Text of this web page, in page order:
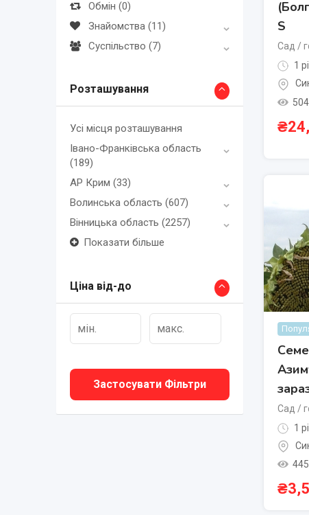
Обмін (0)
Знайомства (11)
Суспільство (7)
Розташування
Усі місця розташування
Івано-Франківська область
(189)
АР Крим (33)
Волинська область (607)
Вінницька область (2257)
Показати більше
Ціна від-до
Застосувати Фільтри
S
Сад /
1
₴
Сад /
1
₴